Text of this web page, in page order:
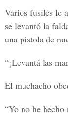
Varios fusiles le
se levantó la
una pistola de
“¡Levantá las
El muchacho
“Yo no he hecho